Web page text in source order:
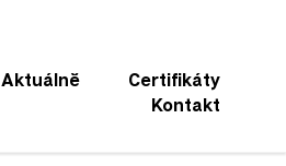
Aktuálně
Certifikáty
Kontakt